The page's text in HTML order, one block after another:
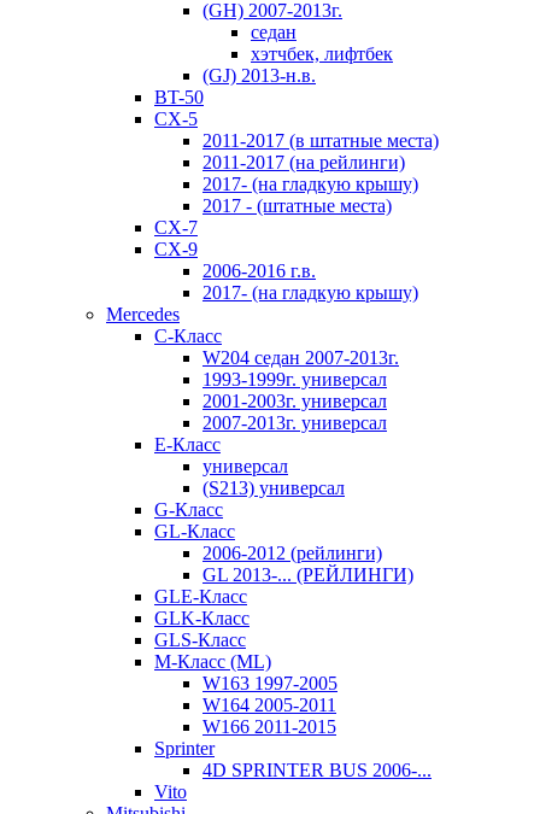
(GH) 2007-2013г.
седан
хэтчбек, лифтбек
(GJ) 2013-н.в.
BT-50
CX-5
2011-2017 (в штатные места)
2011-2017 (на рейлинги)
2017- (на гладкую крышу)
2017 - (штатные места)
CX-7
CX-9
2006-2016 г.в.
2017- (на гладкую крышу)
Mercedes
C-Класс
W204 седан 2007-2013г.
1993-1999г. универсал
2001-2003г. универсал
2007-2013г. универсал
E-Класс
универсал
(S213) универсал
G-Класс
GL-Класс
2006-2012 (рейлинги)
GL 2013-... (РЕЙЛИНГИ)
GLE-Класс
GLK-Класс
GLS-Класс
M-Класс (ML)
W163 1997-2005
W164 2005-2011
W166 2011-2015
Sprinter
4D SPRINTER BUS 2006-...
Vito